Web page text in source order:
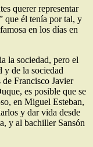
querer representar
que él tenía por tal, y
en los días en
la sociedad, pero el
y de la sociedad
de Francisco Javier
es posible que se
en Miguel Esteban,
y dar vida desde
y al bachiller Sansón